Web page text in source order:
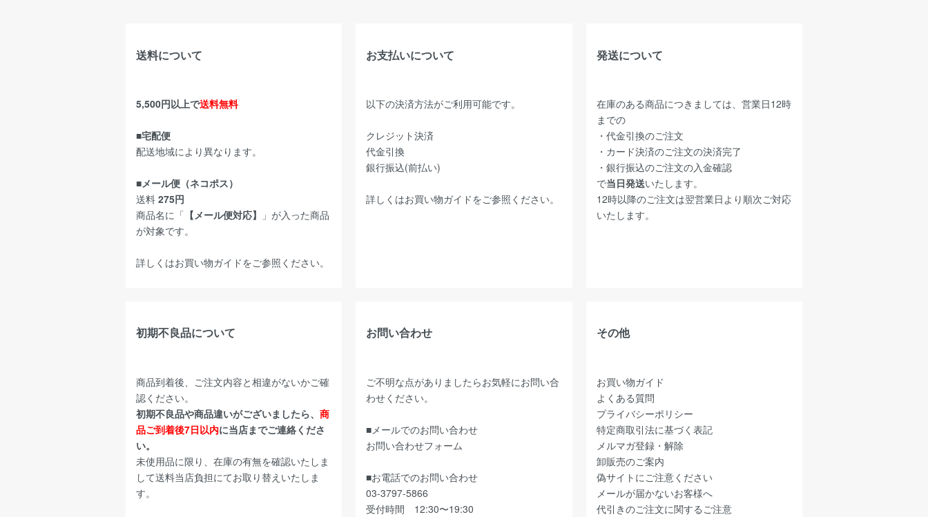
送料について
5,500円以上で送料無料
■宅配便
配送地域により異なります。
■メール便（ネコポス）
送料 275円
商品名に「 【メール便対応】
」が入った商品
が対象です。
詳しくはお買い物ガイドをご参照ください。
お支払いについて
以下の決済方法がご利用可能です。
クレジット決済
代金引換
銀行振込(前払い)
詳しくはお買い物ガイドをご参照ください。
発送について
在庫のある商品につきましては、営業日12時
までの
・代金引換のご注文
・カード決済のご注文の決済完了
・銀行振込のご注文の入金確認
で当日発送いたします。
12時以降のご注文は翌営業日より順次ご対応
いたします。
初期不良品について
商品到着後、ご注文内容と相違がないかご確
認ください。
初期不良品や商品違いがございましたら、 商
品ご到着後7日以内に当店までご連絡くださ
い。
未使用品に限り、在庫の有無を確認いたしま
して送料当店負担にてお取り替えいたしま
す。
お問い合わせ
ご不明な点がありましたらお気軽にお問い合
わせください。
■メールでのお問い合わせ
お問い合わせフォーム
■お電話でのお問い合わせ
03-3797-5866
受付時間 12:30〜19:30
その他
お買い物ガイド
よくある質問
プライバシーポリシー
特定商取引法に基づく表記
メルマガ登録・解除
卸販売のご案内
偽サイトにご注意ください
メールが届かないお客様へ
代引きのご注文に関するご注意